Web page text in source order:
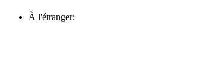
À l'étranger: